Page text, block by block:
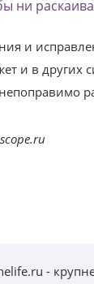
ни
и
и в других
непоправимо
-